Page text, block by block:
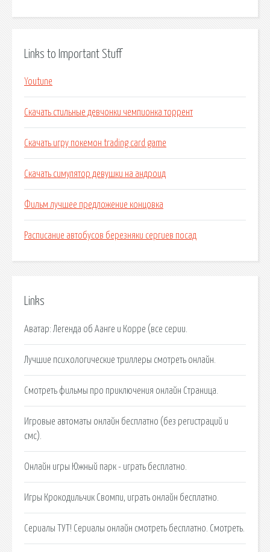
Links to Important Stuff
Youtune
Скачать стильные девчонки чемпионка торрент
Скачать игру покемон trading card game
Скачать симулятор девушки на андроид
Фильм лучшее предложение концовка
Расписание автобусов березняки сергиев посад
Links
Аватар: Легенда об Аанге и Корре (все серии.
Лучшие психологические триллеры смотреть онлайн.
Смотреть фильмы про приключения онлайн Страница.
Игровые автоматы онлайн бесплатно (без регистраций и
смс).
Онлайн игры Южный парк - играть бесплатно.
Игры Крокодильчик Свомпи, играть онлайн бесплатно.
Сериалы ТУТ! Сериалы онлайн смотреть бесплатно. Смотреть.